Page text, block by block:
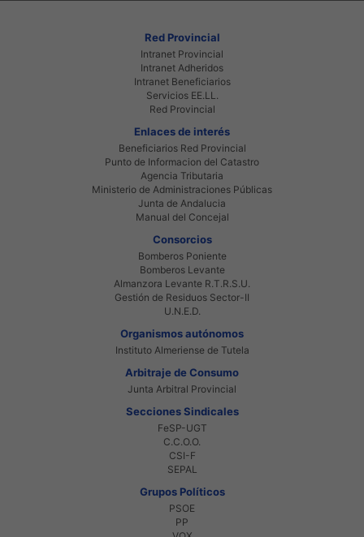
Red Provincial
Intranet Provincial
Intranet Adheridos
Intranet Beneficiarios
Servicios EE.LL.
Red Provincial
Enlaces de interés
Beneficiarios Red Provincial
Punto de Informacion del Catastro
Agencia Tributaria
Ministerio de Administraciones Públicas
Junta de Andalucia
Manual del Concejal
Consorcios
Bomberos Poniente
Bomberos Levante
Almanzora Levante R.T.R.S.U.
Gestión de Residuos Sector-II
U.N.E.D.
Organismos autónomos
Instituto Almeriense de Tutela
Arbitraje de Consumo
Junta Arbitral Provincial
Secciones Sindicales
FeSP-UGT
C.C.O.O.
CSI-F
SEPAL
Grupos Políticos
PSOE
PP